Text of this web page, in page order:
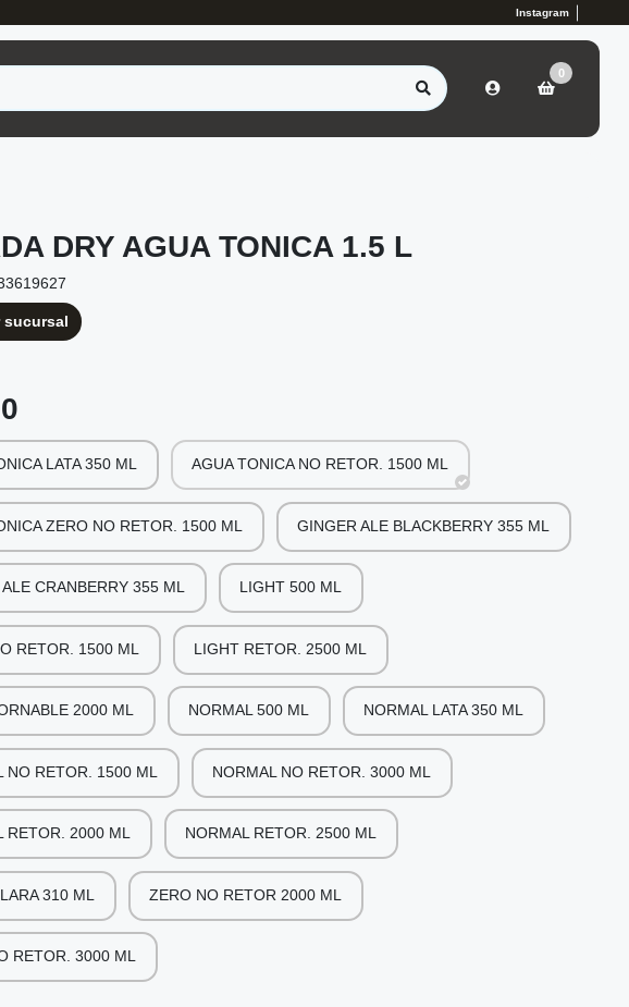
Instagram
0
DRY AGUA TONICA 1.5 L
sucursal
LATA 350 ML AGUA TONICA NO RETOR. 1500 ML
ZERO NO RETOR. 1500 ML GINGER ALE BLACKBERRY 355 ML
CRANBERRY 355 ML LIGHT 500 ML
RETOR. 1500 ML LIGHT RETOR. 2500 ML
2000 ML NORMAL 500 ML NORMAL LATA 350 ML
NO RETOR. 1500 ML NORMAL NO RETOR. 3000 ML
RETOR. 2000 ML NORMAL RETOR. 2500 ML
310 ML ZERO NO RETOR 2000 ML
RETOR. 3000 ML